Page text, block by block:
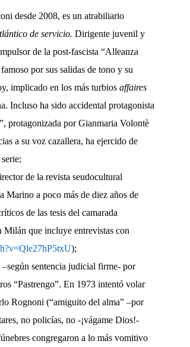
desde 2008, es un atrabiliario
de servicio. Dirigente juvenil y
de la post-fascista “Alleanza
por sus salidas de tono y su
implicado en los más turbios affaires
Incluso ha sido accidental protagonista
protagonizada por Gianmaria Volontè
a su voz cazallera, ha ejercido de
de la revista seudocultural
Marino a poco más de diez años de
de las tesis del camarada
que incluye entrevistas con
);
sentencia judicial firme- por
“Pastrengo”. En 1973 intentó volar
Rognoni (“amiguito del alma” –por
no policías, no -¡vágame Dios!-
congregaron a lo más vomitivo